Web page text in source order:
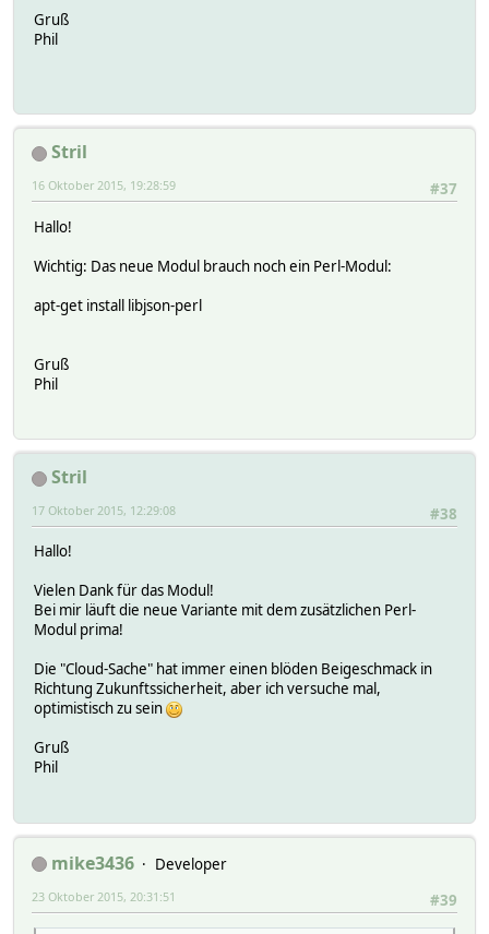
Gruß
Phil
Stril
#37
16 Oktober 2015, 19:28:59
Hallo!
Wichtig: Das neue Modul brauch noch ein Perl-Modul:
apt-get install libjson-perl
Gruß
Phil
Stril
#38
17 Oktober 2015, 12:29:08
Hallo!
Vielen Dank für das Modul!
Bei mir läuft die neue Variante mit dem zusätzlichen Perl-
Modul prima!
Die "Cloud-Sache" hat immer einen blöden Beigeschmack in
Richtung Zukunftssicherheit, aber ich versuche mal,
optimistisch zu sein
Gruß
Phil
mike3436
Developer
#39
23 Oktober 2015, 20:31:51